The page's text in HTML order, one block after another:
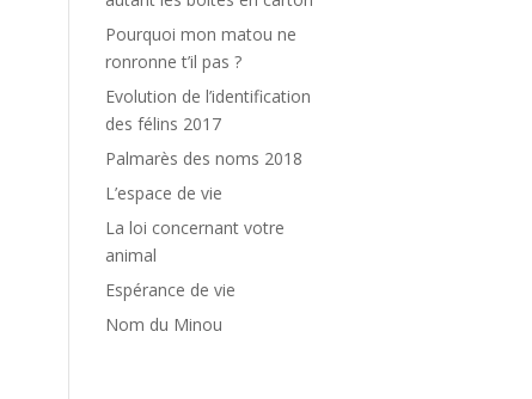
Pourquoi mon matou ne
ronronne t’il pas ?
Evolution de l’identification
des félins 2017
Palmarès des noms 2018
L’espace de vie
La loi concernant votre
animal
Espérance de vie
Nom du Minou